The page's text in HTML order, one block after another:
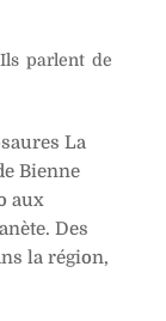
Ils parlent de
La
Bienne
aux
Des
la région,